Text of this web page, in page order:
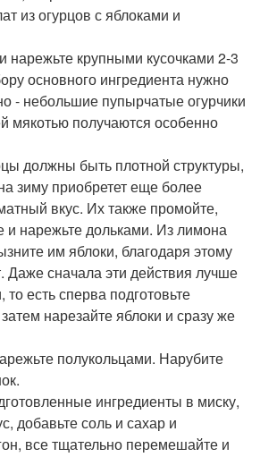
из огурцов с яблоками и
нарежьте крупными кусочками 2-3
основного ингредиента нужно
- небольшие пупырчатые огурчики
мякотью получаются особенно
должны быть плотной структуры,
зиму приобретет еще более
вкус. Их также промойте,
и нарежьте дольками. Из лимона
им яблоки, благодаря этому
Даже сначала эти действия лучше
есть сперва подготовьте
нарезайте яблоки и сразу же
полукольцами. Нарубите
ингредиенты в миску,
добавьте соль и сахар и
все тщательно перемешайте и